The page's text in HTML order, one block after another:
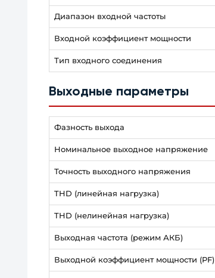
Диапазон входной частоты
Входной коэффициент мощности
Тип входного соединения
Выходные параметры
Фазность выхода
Номинальное выходное напряжение
Точность выходного напряжения
THD (линейная нагрузка)
THD (нелинейная нагрузка)
Выходная частота (режим АКБ)
Выходной коэффициент мощности (PF)